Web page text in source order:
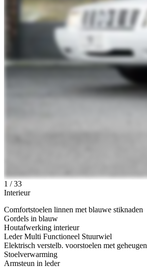
1 /33
Interieur
Comfortstoelen linnen met blauwe stiknaden
Gordels in blauw
Houtafwerking interieur
Leder Multi Functioneel Stuurwiel
Elektrisch verstelb. voorstoelen met geheugen
Stoelverwarming
Armsteun in leder